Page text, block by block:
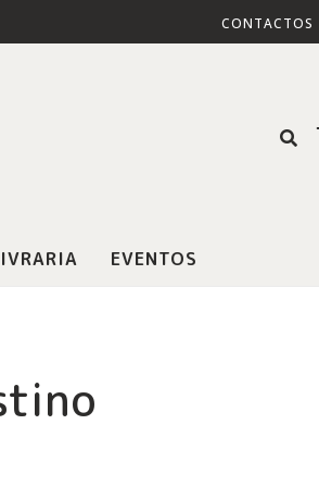
CONTACTOS
EVENTOS